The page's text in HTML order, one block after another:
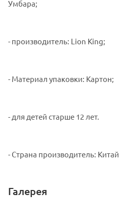
Умбара;
- производитель: Lion King;
- Материал упаковки: Картон;
- для детей старше 12 лет.
- Страна производитель: Китай
Галерея